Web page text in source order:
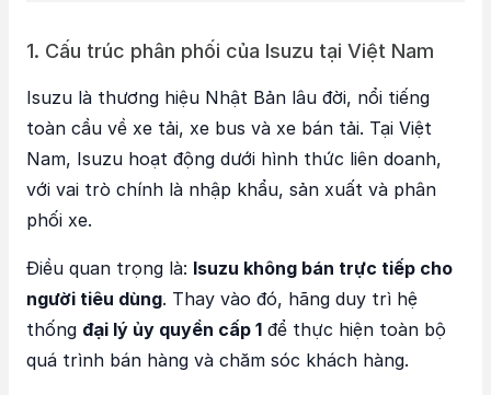
1. Cấu trúc phân phối của Isuzu tại Việt Nam
Isuzu là thương hiệu Nhật Bản lâu đời, nổi tiếng
toàn cầu về xe tải, xe bus và xe bán tải. Tại Việt
Nam, Isuzu hoạt động dưới hình thức liên doanh,
với vai trò chính là nhập khẩu, sản xuất và phân
phối xe.
Điều quan trọng là: Isuzu không bán trực tiếp cho
người tiêu dùng. Thay vào đó, hãng duy trì hệ
thống đại lý ủy quyền cấp 1 để thực hiện toàn bộ
quá trình bán hàng và chăm sóc khách hàng.